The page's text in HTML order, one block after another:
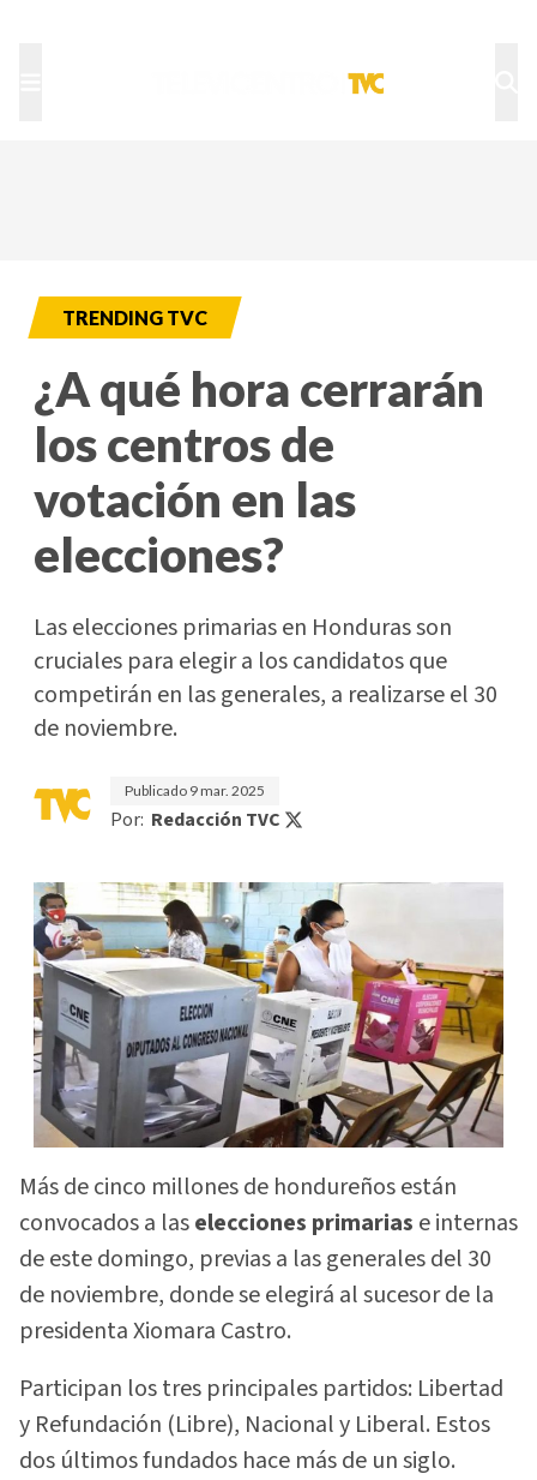
TRENDING TVC
¿A qué hora cerrarán
los centros de
votación en las
elecciones?
Las elecciones primarias en Honduras son
cruciales para elegir a los candidatos que
competirán en las generales, a realizarse el 30
de noviembre.
Publicado 9 mar. 2025
Por: Redacción TVC
Más de cinco millones de hondureños están
convocados a laselecciones primarias e internas
de este domingo, previas a las generales del 30
de noviembre, donde se elegirá al sucesor de la
presidenta Xiomara Castro.
Participan los tres principales partidos: Libertad
y Refundación (Libre), Nacional y Liberal. Estos
dos últimos fundados hace más de un siglo.